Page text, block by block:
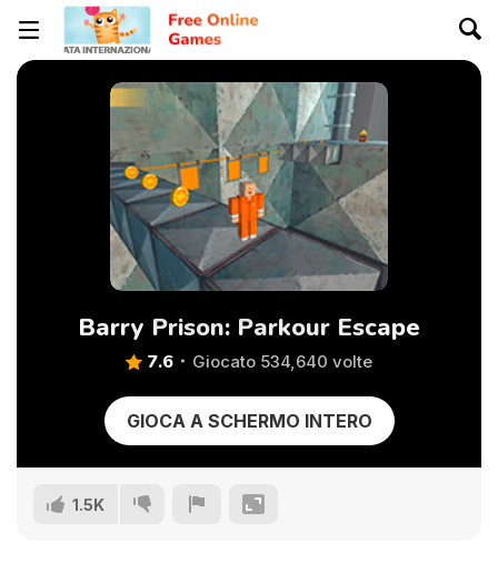
Barry Prison: Parkour Escape
7.6 Giocato 534,640 volte
GIOCA A SCHERMO INTERO
1.5K